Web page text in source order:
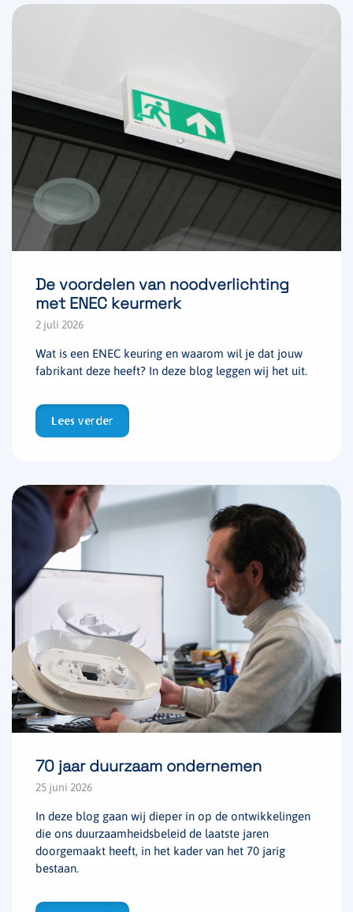
De voordelen van noodverlichting
met ENEC keurmerk
2 juli 2026
Wat is een ENEC keuring en waarom wil je dat jouw
fabrikant deze heeft? In deze blog leggen wij het uit.
Lees verder
70 jaar duurzaam ondernemen
25 juni 2026
In deze blog gaan wij dieper in op de ontwikkelingen
die ons duurzaamheidsbeleid de laatste jaren
doorgemaakt heeft, in het kader van het 70 jarig
bestaan.